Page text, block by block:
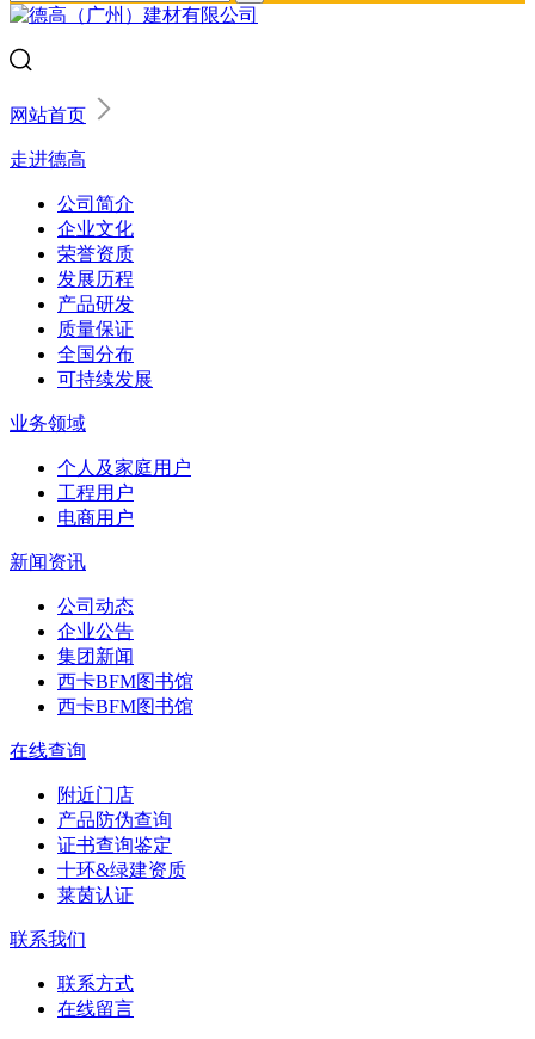
网站首页
走进德高
公司简介
企业文化
荣誉资质
发展历程
产品研发
质量保证
全国分布
可持续发展
业务领域
个人及家庭用户
工程用户
电商用户
新闻资讯
公司动态
企业公告
集团新闻
西卡BFM图书馆
西卡BFM图书馆
在线查询
附近门店
产品防伪查询
证书查询鉴定
十环&绿建资质
莱茵认证
联系我们
联系方式
在线留言